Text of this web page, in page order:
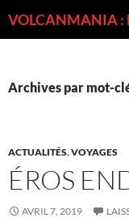
Archives par mot-
ACTUALITÉS,VOYAGES
ÉROS
AVRIL 7, 2019